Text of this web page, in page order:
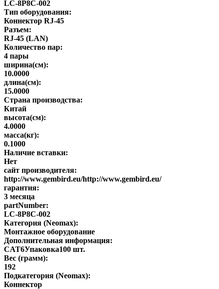
LC-8P8C-002
Тип оборудования:
Коннектор RJ-45
Разъем:
RJ-45 (LAN)
Количество пар:
4 пары
ширина(см):
10.0000
длина(см):
15.0000
Страна производства:
Китай
высота(см):
4.0000
масса(кг):
0.1000
Наличие вставки:
Нет
сайт производителя:
http://www.gembird.eu/http://www.gembird.eu/
гарантия:
3 месяца
partNumber:
LC-8P8C-002
Категория (Neomax):
Монтажное оборудование
Дополнительная информация:
CAT6Упаковка100 шт.
Вес (грамм):
192
Подкатегория (Neomax):
Коннектор